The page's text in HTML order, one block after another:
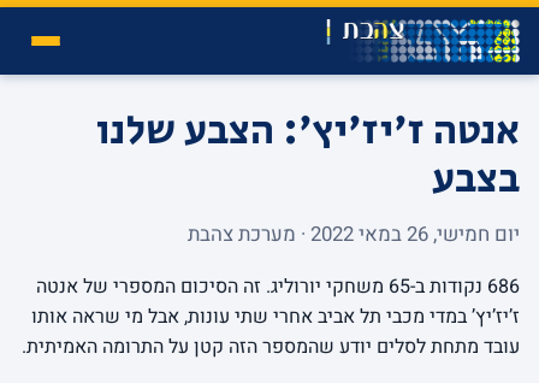
אנטה ז'יז'יץ': הצבע שלנו
בצבע
יום חמישי, 26 במאי 2022 · מערכת צהבת
686 נקודות ב-65 משחקי יורוליג. זה הסיכום המספרי של אנטה
ז’יז’יץ’ במדי מכבי תל אביב אחרי שתי עונות, אבל מי שראה אותו
עובד מתחת לסלים יודע שהמספר הזה קטן על התרומה האמיתית.